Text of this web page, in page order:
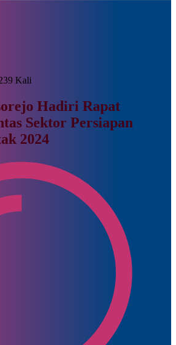
Kali
Hadiri Rapat
Sektor Persiapan
2024